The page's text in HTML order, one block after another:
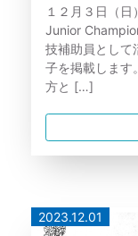
１２月３日（
Junior
技補助員として
子を掲載します
方と […]
2023.12.01